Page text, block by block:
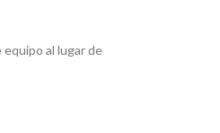
al lugar de